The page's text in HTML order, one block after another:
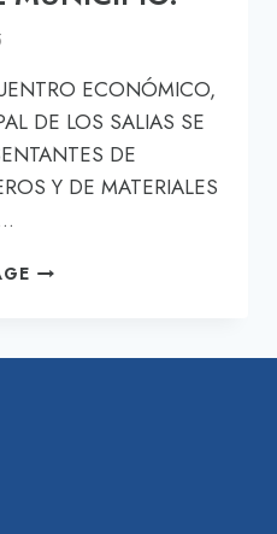
ECONÓMICO,
DE LOS SALIAS SE
DE
Y DE MATERIALES
EL